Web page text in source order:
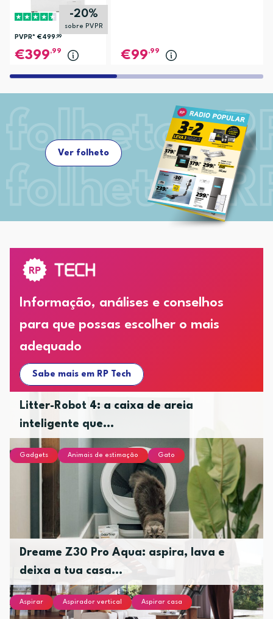
-20%
sobre PVPR
PVPR* €499 ,99
399,99 99,99
Ver folheto
Informação, análises e conselhos
para que possas escolher o mais
adequado
Sabe mais em RP Tech
Litter-Robot 4: a caixa de areia
inteligente que...
Gadgets Animais de estimação Gato
Dreame Z30 Pro Aqua: aspira, lava e
deixa a tua casa...
Aspirar Aspirador vertical Aspirar casa